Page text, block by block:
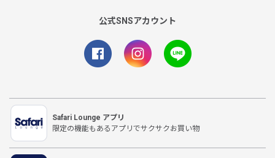
公式SNSアカウント
Safari Lounge アプリ
限定の機能もあるアプリでサクサクお買い物